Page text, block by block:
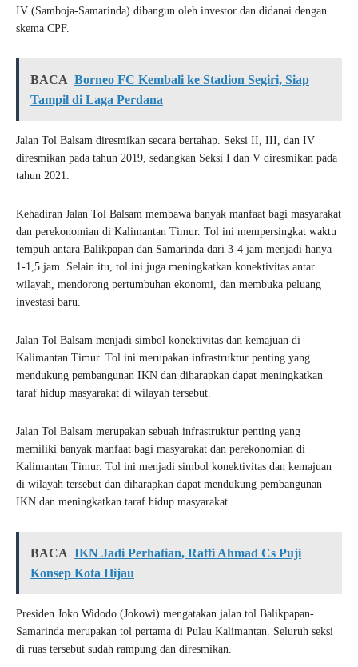
IV (Samboja-Samarinda) dibangun oleh investor dan didanai dengan
skema CPF.
BACA Borneo FC Kembali ke Stadion Segiri, Siap
Tampil di Laga Perdana
Jalan Tol Balsam diresmikan secara bertahap. Seksi II, III, dan IV
diresmikan pada tahun 2019, sedangkan Seksi I dan V diresmikan pada
tahun 2021.
Kehadiran Jalan Tol Balsam membawa banyak manfaat bagi masyarakat
dan perekonomian di Kalimantan Timur. Tol ini mempersingkat waktu
tempuh antara Balikpapan dan Samarinda dari 3-4 jam menjadi hanya
1-1,5 jam. Selain itu, tol ini juga meningkatkan konektivitas antar
wilayah, mendorong pertumbuhan ekonomi, dan membuka peluang
investasi baru.
Jalan Tol Balsam menjadi simbol konektivitas dan kemajuan di
Kalimantan Timur. Tol ini merupakan infrastruktur penting yang
mendukung pembangunan IKN dan diharapkan dapat meningkatkan
taraf hidup masyarakat di wilayah tersebut.
Jalan Tol Balsam merupakan sebuah infrastruktur penting yang
memiliki banyak manfaat bagi masyarakat dan perekonomian di
Kalimantan Timur. Tol ini menjadi simbol konektivitas dan kemajuan
di wilayah tersebut dan diharapkan dapat mendukung pembangunan
IKN dan meningkatkan taraf hidup masyarakat.
BACA IKN Jadi Perhatian, Raffi Ahmad Cs Puji
Konsep Kota Hijau
Presiden Joko Widodo (Jokowi) mengatakan jalan tol Balikpapan-
Samarinda merupakan tol pertama di Pulau Kalimantan. Seluruh seksi
di ruas tersebut sudah rampung dan diresmikan.